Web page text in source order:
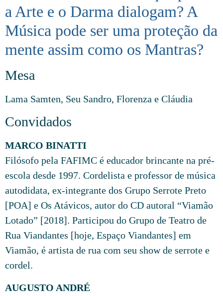
a Arte e o Darma dialogam? A
Música pode ser uma proteção da
mente assim como os Mantras?
Mesa
Lama Samten, Seu Sandro, Florenza e Cláudia
Convidados
MARCO BINATTI
Filósofo pela FAFIMC é educador brincante na pré-
escola desde 1997. Cordelista e professor de música
autodidata, ex-integrante dos Grupo Serrote Preto
[POA] e Os Atávicos, autor do CD autoral “Viamão
Lotado” [2018]. Participou do Grupo de Teatro de
Rua Viandantes [hoje, Espaço Viandantes] em
Viamão, é artista de rua com seu show de serrote e
cordel.
AUGUSTO ANDRÉ